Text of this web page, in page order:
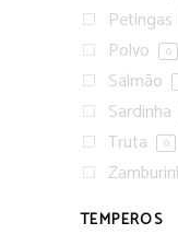
Petingas
Polvo 0
Salmão
Sardinha
Truta 0
TEMPEROS